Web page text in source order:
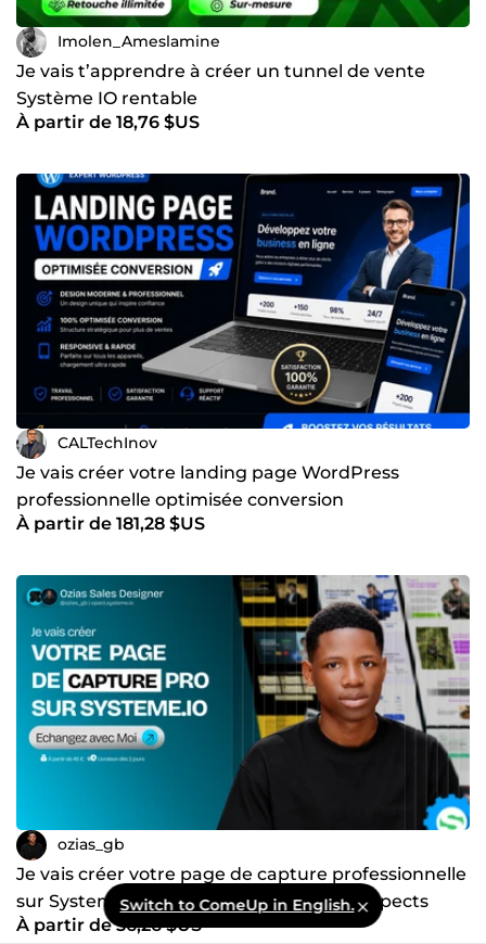
Imolen_Ameslamine
Je vais t’apprendre à créer un tunnel de vente
Système IO rentable
À partir de 18,76 $US
CALTechInov
Je vais créer votre landing page WordPress
professionnelle optimisée conversion
À partir de 181,28 $US
ozias_gb
Je vais créer votre page de capture professionnelle
sur Systeme.io pour générer plus de prospects
qualifiés
À partir de 56,26 $US
Switch to ComeUp in English.